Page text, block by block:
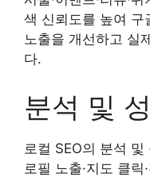
색 신뢰도를 높여 구
노출을 개선하고 실
다.
분석 및
로컬 SEO의 분석
로필 노출·지도 클